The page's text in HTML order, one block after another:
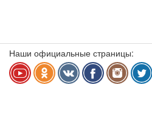
Наши официальные страницы: